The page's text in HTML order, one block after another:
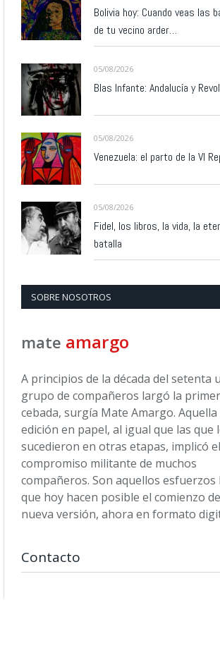
Bolivia hoy: Cuando veas las
de tu vecino arder…
05/08/2026
Blas Infante: Andalucía y
05/08/2026
Venezuela: el parto de la VI
05/08/2026
Fidel, los libros, la vida, la
batalla
SOBRE NOSOTROS
mate amargo
A principios de la década del setenta
grupo de compañeros largó la
cebada, surgía Mate Amargo. Aquella
edición en papel, al igual que las que
sucedieron en otras etapas, implicó el
compromiso militante de muchos
compañeros. Son aquellos esfuerzos
que hoy hacen posible el comienzo
nueva versión, ahora en formato
Contacto